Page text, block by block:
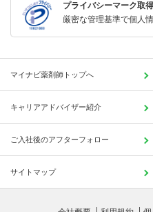
プライバシーマーク取
厳密な管理基準で個人
マイナビ薬剤師トップへ
キャリアアドバイザー紹介
ご入社後のアフターフォロー
サイトマップ